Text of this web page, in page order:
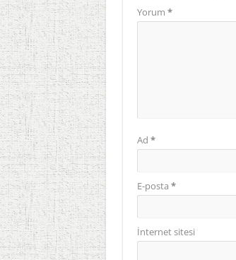
Yorum *
Ad *
E-posta *
İnternet sitesi